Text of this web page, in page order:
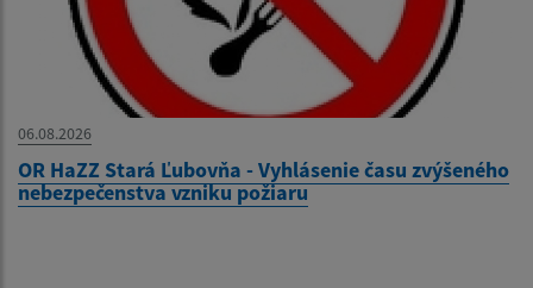
06.08.2026
OR HaZZ Stará Ľubovňa - Vyhlásenie času zvýšeného
nebezpečenstva vzniku požiaru